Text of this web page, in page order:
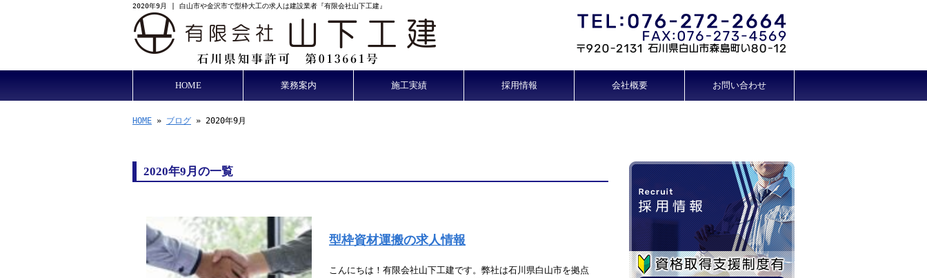
2020年9月 | 白山市や金沢市で型枠大工の求人は建設業者『有限会社山下工建』
HOME 業務案内 施工実績 採用情報 会社概要 お問い合わせ
HOME » ブログ » 2020年9月
2020年9月の一覧
型枠資材運搬の求人情報
こんにちは！有限会社山下工建です。弊社は石川県白山市を拠点